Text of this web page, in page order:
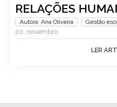
RELAÇÕES
Autora: Ana Oliveira Gestão
20, novembro
LER